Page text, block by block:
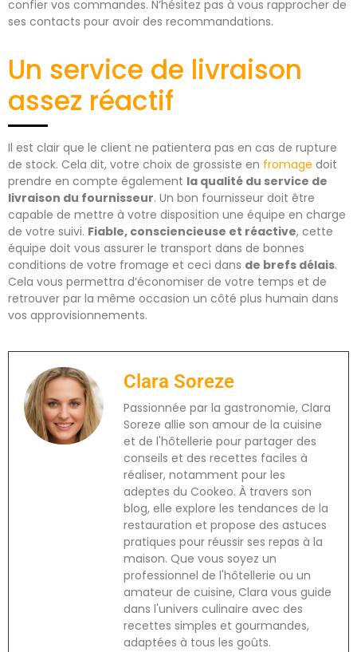
confier vos commandes. N’hésitez pas à vous rapprocher de
ses contacts pour avoir des recommandations.
Un service de livraison
assez réactif
Il est clair que le client ne patientera pas en cas de rupture
de stock. Cela dit, votre choix de grossiste en fromage doit
prendre en compte également la qualité du service de
livraison du fournisseur. Un bon fournisseur doit être
capable de mettre à votre disposition une équipe en charge
de votre suivi. Fiable, consciencieuse et réactive, cette
équipe doit vous assurer le transport dans de bonnes
conditions de votre fromage et ceci dans de brefs délais.
Cela vous permettra d’économiser de votre temps et de
retrouver par la même occasion un côté plus humain dans
vos approvisionnements.
Clara Soreze
Passionnée par la gastronomie, Clara
Soreze allie son amour de la cuisine
et de l'hôtellerie pour partager des
conseils et des recettes faciles à
réaliser, notamment pour les
adeptes du Cookeo. À travers son
blog, elle explore les tendances de la
restauration et propose des astuces
pratiques pour réussir ses repas à la
maison. Que vous soyez un
professionnel de l'hôtellerie ou un
amateur de cuisine, Clara vous guide
dans l'univers culinaire avec des
recettes simples et gourmandes,
adaptées à tous les goûts.